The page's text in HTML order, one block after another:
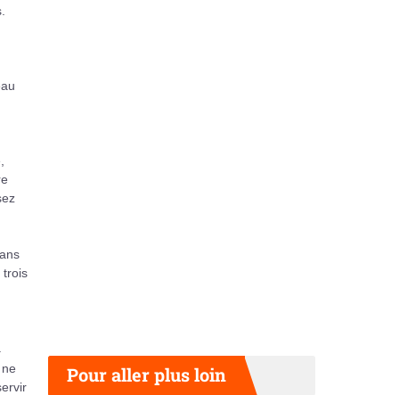
trois
Pour aller plus loin